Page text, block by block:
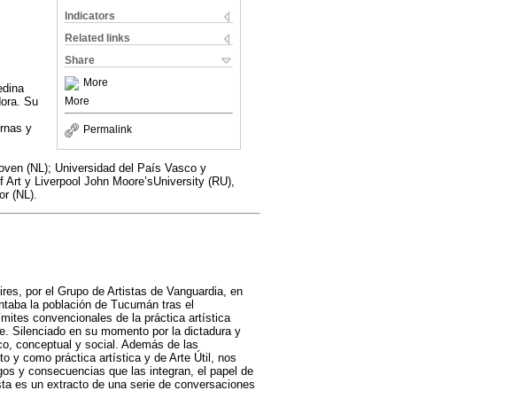
Indicators
Related links
Share
More
More
Permalink
Su
y
(NL); Universidad del País Vasco y
y Liverpool John Moore’sUniversity (RU),
(NL).
por el Grupo de Artistas de Vanguardia, en
la población de Tucumán tras el
convencionales de la práctica artística
Silenciado en su momento por la dictadura y
conceptual y social. Además de las
y como práctica artística y de Arte Útil, nos
y consecuencias que las integran, el papel de
es un extracto de una serie de conversaciones